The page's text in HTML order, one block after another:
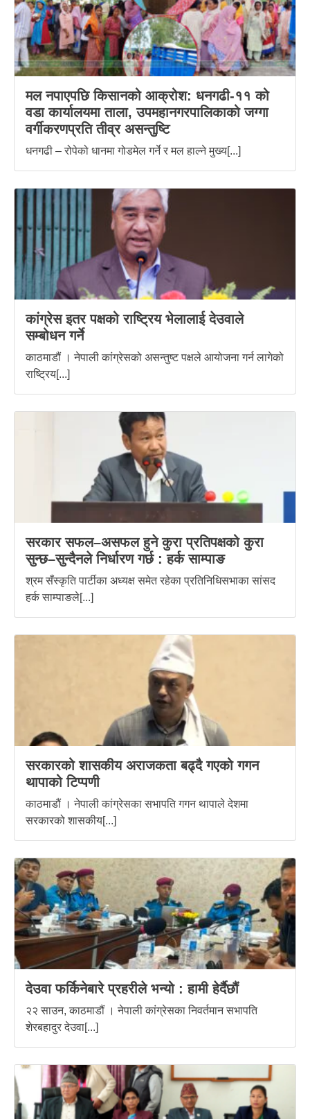
मल नपाएपछि किसानको आक्रोश: धनगढी-११ को
वडा कार्यालयमा ताला, उपमहानगरपालिकाको जग्गा
वर्गीकरणप्रति तीव्र असन्तुष्टि
धनगढी – रोपेको धानमा गोडमेल गर्ने र मल हाल्ने मुख्य[...]
कांग्रेस इतर पक्षको राष्ट्रिय भेलालाई देउवाले
सम्बोधन गर्ने
काठमाडौं । नेपाली कांग्रेसको असन्तुष्ट पक्षले आयोजना गर्न लागेको
राष्ट्रिय[...]
सरकार सफल–असफल हुने कुरा प्रतिपक्षको कुरा
सुन्छ–सुन्दैनले निर्धारण गर्छ : हर्क साम्पाङ
श्रम सँस्कृति पार्टीका अध्यक्ष समेत रहेका प्रतिनिधिसभाका सांसद
हर्क साम्पाङले[...]
सरकारको शासकीय अराजकता बढ्दै गएको गगन
थापाको टिप्पणी
काठमाडौं । नेपाली कांग्रेसका सभापति गगन थापाले देशमा
सरकारको शासकीय[...]
देउवा फर्किनेबारे प्रहरीले भन्यो : हामी हेर्दैछौं
२२ साउन, काठमाडौं । नेपाली कांग्रेसका निवर्तमान सभापति
शेरबहादुर देउवा[...]